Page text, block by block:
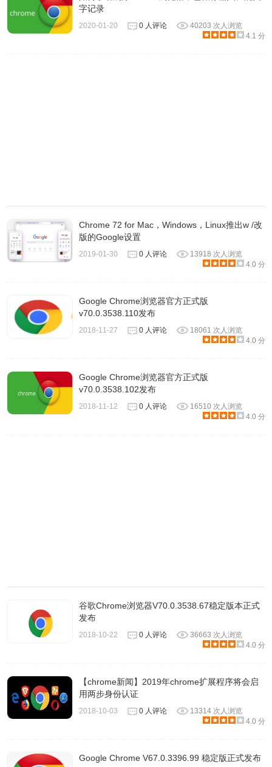
字记录
2020-01-20 0 人评论
40203 次人浏览
4.1 分
Chrome 72 for Mac，Windows，Linux推出w /改
版的Google设置
2019-01-30 0 人评论
13918 次人浏览
4.0 分
Google Chrome浏览器官方正式版
v70.0.3538.110发布
2018-11-27 0 人评论
18061 次人浏览
4.0 分
Google Chrome浏览器官方正式版
v70.0.3538.102发布
2018-11-12 0 人评论
16510 次人浏览
4.0 分
谷歌Chrome浏览器V70.0.3538.67稳定版本正式
发布
2018-10-22 0 人评论
36663 次人浏览
4.0 分
【chrome新闻】2019年chrome扩展程序将会启
用两步身份认证
2018-10-03 0 人评论
13314 次人浏览
4.0 分
Google Chrome V67.0.3396.99 稳定版正式发布